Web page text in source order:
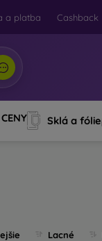
a platba Cashback
Sklá a fólie
Lacné